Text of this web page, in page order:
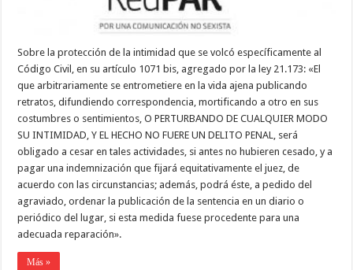
Sobre la protección de la intimidad que se volcó específicamente al
Código Civil, en su artículo 1071 bis, agregado por la ley 21.173: «El
que arbitrariamente se entrometiere en la vida ajena publicando
retratos, difundiendo correspondencia, mortificando a otro en sus
costumbres o sentimientos, O PERTURBANDO DE CUALQUIER MODO
SU INTIMIDAD, Y EL HECHO NO FUERE UN DELITO PENAL, será
obligado a cesar en tales actividades, si antes no hubieren cesado, y a
pagar una indemnización que fijará equitativamente el juez, de
acuerdo con las circunstancias; además, podrá éste, a pedido del
agraviado, ordenar la publicación de la sentencia en un diario o
periódico del lugar, si esta medida fuese procedente para una
adecuada reparación».
Más »